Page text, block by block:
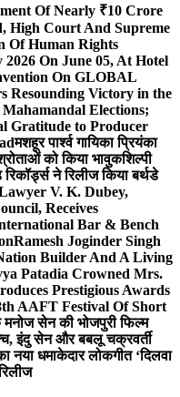
Of Nearly ₹10 Crore
High Court And Supreme
Of Human Rights
On June 05, At Hotel
On GLOBAL
Resounding Victory in the
Elections;
Gratitude to Producer
मशहूर पार्श्व गायिका प्रियंका
को किया भावुकशिल्पी
ने रिलीज किया बर्थडे
V. K. Dubey,
Receives
Bar & Bench
Ramesh Joginder Singh
Builder And A Living
Patadia Crowned Mrs.
Prestigious Awards
AAFT Festival Of Short
मनोज सेन की भोजपुरी फिल्म
इंदु सेन और बबलू चक्रवर्ती
नया धमाकेदार लोकगीत ‘दिलवा